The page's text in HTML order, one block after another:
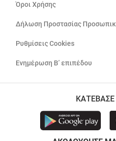
Όροι Χρήσης
Δήλωση Προστασίας
Ρυθμίσεις Cookies
Ενημέρωση Β’ επιπέδου
ΚΑΤΕΒΑΣΕ